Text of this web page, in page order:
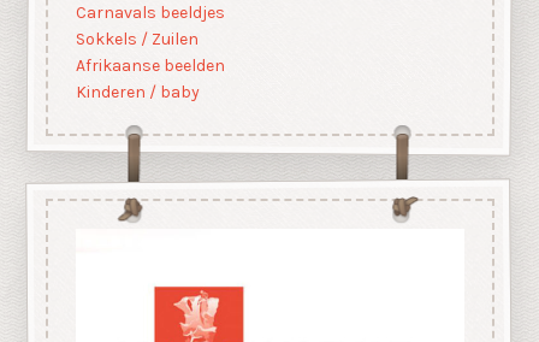
Carnavals beeldjes
Sokkels / Zuilen
Afrikaanse beelden
Kinderen / baby